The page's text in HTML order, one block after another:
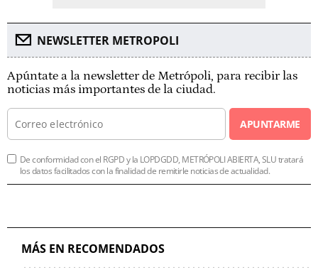
NEWSLETTER METROPOLI
Apúntate a la newsletter de Metrópoli, para recibir las
noticias más importantes de la ciudad.
APUNTARME
De conformidad con el RGPD y la LOPDGDD, METRÓPOLI ABIERTA, SLU tratará
los datos facilitados con la finalidad de remitirle noticias de actualidad.
MÁS EN RECOMENDADOS